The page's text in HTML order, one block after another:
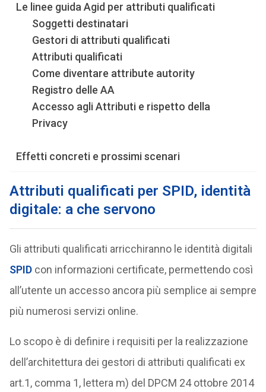
Le linee guida Agid per attributi qualificati
Soggetti destinatari
Gestori di attributi qualificati
Attributi qualificati
Come diventare attribute autority
Registro delle AA
Accesso agli Attributi e rispetto della
Privacy
Effetti concreti e prossimi scenari
Attributi qualificati per SPID, identità
digitale: a che servono
Gli attributi qualificati arricchiranno le identità digitali
SPID con informazioni certificate, permettendo così
all’utente un accesso ancora più semplice ai sempre
più numerosi servizi online.
Lo scopo è di definire i requisiti per la realizzazione
dell’architettura dei gestori di attributi qualificati ex
art.1, comma 1, lettera m) del DPCM 24 ottobre 2014